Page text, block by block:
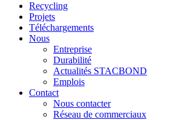
Recycling
Projets
Téléchargements
Nous
Entreprise
Durabilité
Actualités STACBOND
Emplois
Contact
Nous contacter
Réseau de commerciaux